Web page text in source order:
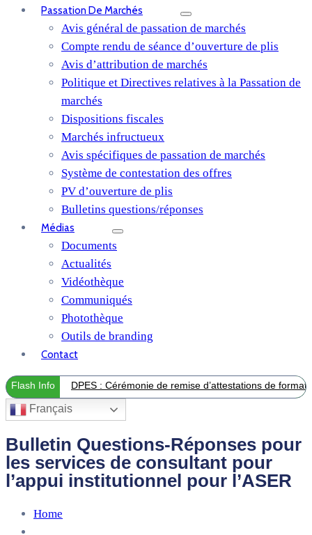
Passation De Marchés
Avis général de passation de marchés
Compte rendu de séance d’ouverture de plis
Avis d’attribution de marchés
Politique et Directives relatives à la Passation de
marchés
Dispositions fiscales
Marchés infructueux
Avis spécifiques de passation de marchés
Système de contestation des offres
PV d’ouverture de plis
Bulletins questions/réponses
Médias
Documents
Actualités
Vidéothèque
Communiqués
Photothèque
Outils de branding
Contact
Flash Info DPES : Cérémonie de remise d’attestations de
Français
Bulletin Questions-Réponses pour
les services de consultant pour
l’appui institutionnel pour l’ASER
Home